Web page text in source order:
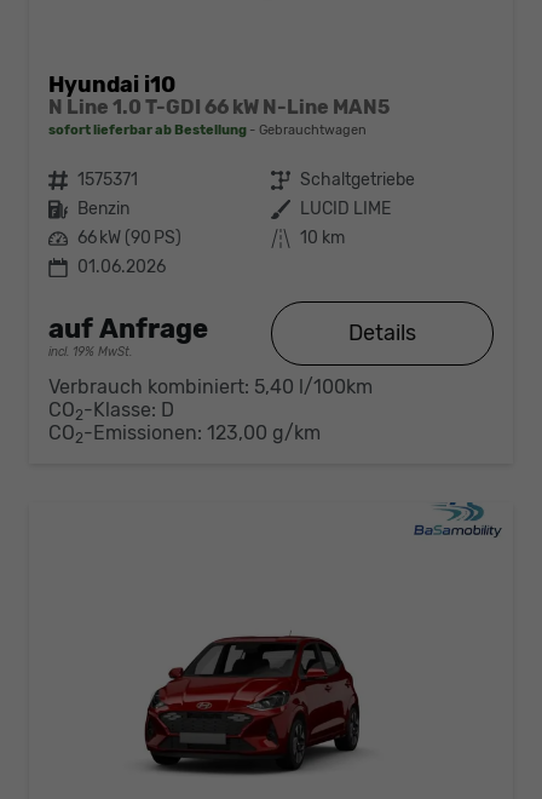
Hyundai i10
N Line 1.0 T-GDI 66 kW N-Line MAN5
sofort lieferbar ab Bestellung Gebrauchtwagen
Fahrzeugnr. 1575371 Getriebe Schaltgetriebe
Kraftstoff Benzin Außenfarbe LUCID LIME
Leistung 66 kW (90 PS) Kilometerstand 10 km
01.06.2026
auf Anfrage
incl. 19% MwSt.
Details
Verbrauch kombiniert: 5,40 l/100km
CO2-Klasse: D
CO2-Emissionen: 123,00 g/km